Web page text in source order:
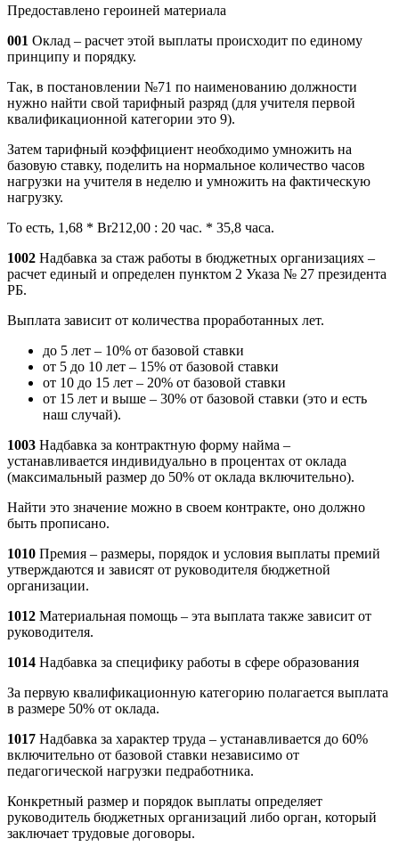
Предоставлено героиней материала
001 Оклад – расчет этой выплаты происходит по единому
принципу и порядку.
Так, в постановлении №71 по наименованию должности
нужно найти свой тарифный разряд (для учителя первой
квалификационной категории это 9).
Затем тарифный коэффициент необходимо умножить на
базовую ставку, поделить на нормальное количество часов
нагрузки на учителя в неделю и умножить на фактическую
нагрузку.
То есть, 1,68 * Br212,00 : 20 час. * 35,8 часа.
1002 Надбавка за стаж работы в бюджетных организациях –
расчет единый и определен пунктом 2 Указа № 27 президента
РБ.
Выплата зависит от количества проработанных лет.
до 5 лет – 10% от базовой ставки
от 5 до 10 лет – 15% от базовой ставки
от 10 до 15 лет – 20% от базовой ставки
от 15 лет и выше – 30% от базовой ставки (это и есть
наш случай).
1003 Надбавка за контрактную форму найма –
устанавливается индивидуально в процентах от оклада
(максимальный размер до 50% от оклада включительно).
Найти это значение можно в своем контракте, оно должно
быть прописано.
1010 Премия – размеры, порядок и условия выплаты премий
утверждаются и зависят от руководителя бюджетной
организации.
1012 Материальная помощь – эта выплата также зависит от
руководителя.
1014 Надбавка за специфику работы в сфере образования
За первую квалификационную категорию полагается выплата
в размере 50% от оклада.
1017 Надбавка за характер труда – устанавливается до 60%
включительно от базовой ставки независимо от
педагогической нагрузки педработника.
Конкретный размер и порядок выплаты определяет
руководитель бюджетных организаций либо орган, который
заключает трудовые договоры.